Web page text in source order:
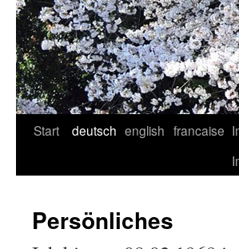
Start deutsch english francaise
Persönliches